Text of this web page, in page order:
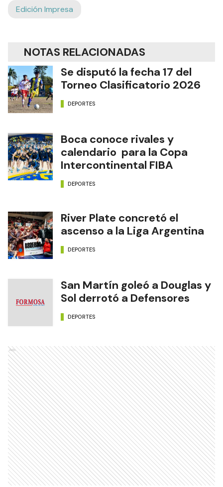
Edición Impresa
NOTAS RELACIONADAS
Se disputó la fecha 17 del
Torneo Clasificatorio 2026
DEPORTES
Boca conoce rivales y
calendario para la Copa
Intercontinental FIBA
DEPORTES
River Plate concretó el
ascenso a la Liga Argentina
DEPORTES
San Martín goleó a Douglas y
Sol derrotó a Defensores
DEPORTES
Ads